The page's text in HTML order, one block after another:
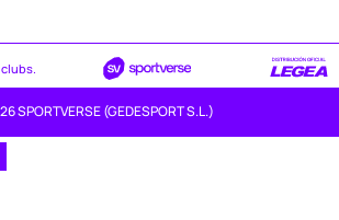
SPORTVERSE (GEDESPORT S.L.)